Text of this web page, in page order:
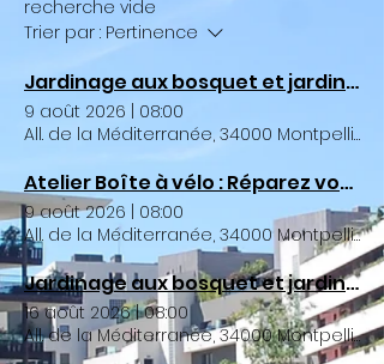
recherche vide
Trier par : Pertinence
Jardinage aux bosquet et jardin partagé Wangari Maathaï
9 août 2026
08:00
All. de la Méditerranée, 34000 Montpellier,
Atelier Boîte à vélo : Réparez votre destrier à moindre frais !
9 août 2026
08:00
All. de la Méditerranée, 34000 Montpellier,
Jardinage aux bosquet et jardin partagé Wangari Maathaï
16 août 2026|08:00
All. de la Méditerranée, 34000 Montpellier,